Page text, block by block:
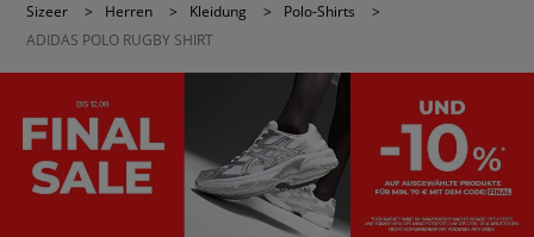
Sizeer > Herren > Kleidung > Polo-Shirts
>
ADIDAS POLO RUGBY SHIRT